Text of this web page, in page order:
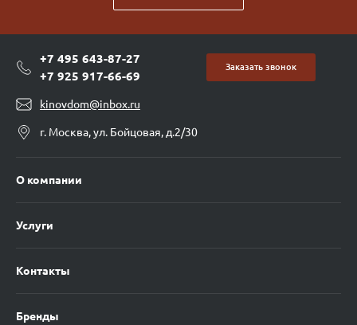
+7 495 643-87-27
+7 925 917-66-69
Заказать звонок
kinovdom@inbox.ru
г. Москва, ул. Бойцовая, д.2/30
О компании
Услуги
Контакты
Бренды